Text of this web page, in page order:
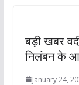
बड़ी खबर
निलंबन के
January 24,